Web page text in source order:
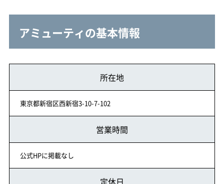
アミューティの基本情報
所在地
東京都新宿区西新宿3-10-7-102
営業時間
公式HPに掲載なし
定休日